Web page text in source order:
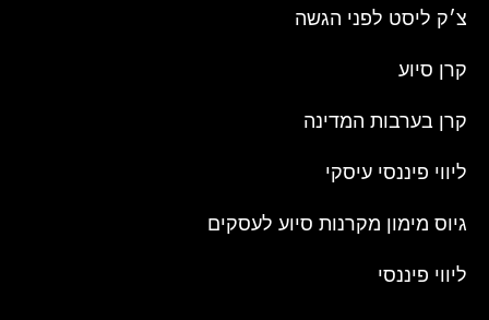
צ׳ק ליסט לפני הגשה
קרן סיוע
קרן בערבות המדינה
ליווי פיננסי עיסקי
גיוס מימון מקרנות סיוע לעסקים
ליווי פיננסי